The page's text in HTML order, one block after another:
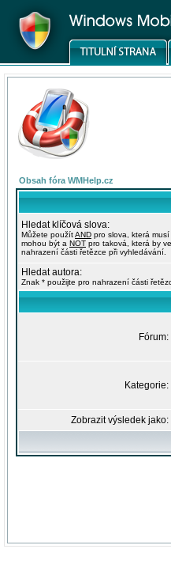
Obsah fóra WMHelp.cz
Hledat klíčová slova:
Můžete použítAND pro slova, která
mohou být a NOT pro taková, která by
nahrazení části řetězce při vyhledávání.
Hledat autora:
Znak * použijte pro nahrazení části
Fórum:
Kategorie:
Zobrazit výsledek jako: